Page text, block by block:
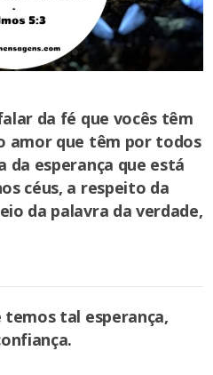
da fé que vocês têm
amor que têm por todos
da esperança que está
céus, a respeito da
da palavra da verdade,
tal esperança,